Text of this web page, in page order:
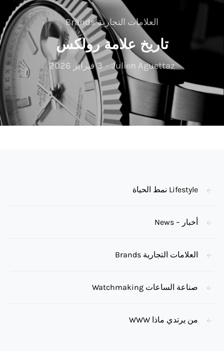
العلامات التجارية Brands
تاريخ علامة رولكس
Julien Aguettaz 3 فبراير 2026
Lifestyle نمط الحياة
أخبار – News
العلامات التجارية Brands
صناعة الساعات Watchmaking
من يرتدي ماذا WWW